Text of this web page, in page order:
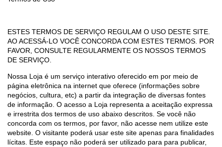
ESTES TERMOS DE SERVIÇO REGULAM O USO DESTE SITE.
AO ACESSÁ-LO VOCÊ CONCORDA COM ESTES TERMOS. POR
FAVOR, CONSULTE REGULARMENTE OS NOSSOS TERMOS
DE SERVIÇO.
Nossa Loja é um serviço interativo oferecido em por meio de
página eletrônica na internet que oferece (informações sobre
negócios, cultura, etc) a partir da integração de diversas fontes
de informação. O acesso a Loja representa a aceitação expressa
e irrestrita dos termos de uso abaixo descritos. Se você não
concorda com os termos, por favor, não acesse nem utilize este
website. O visitante poderá usar este site apenas para finalidades
lícitas. Este espaço não poderá ser utilizado para para publicar,